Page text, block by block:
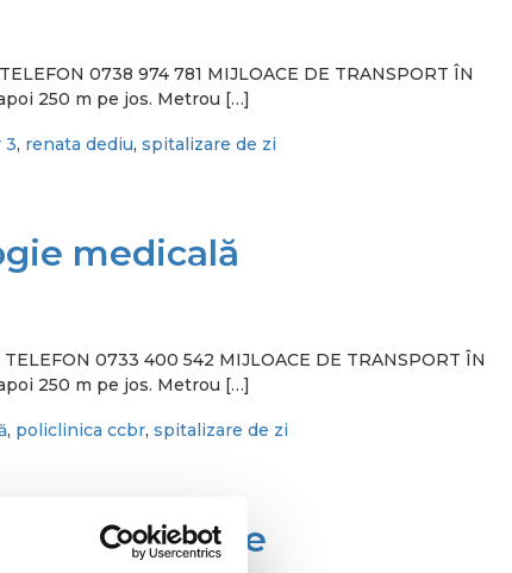
0738 974 781 MIJLOACE DE TRANSPORT ÎN
250 m pe jos. Metrou […]
3, renata dediu, spitalizare de zi
medicală
0733 400 542 MIJLOACE DE TRANSPORT ÎN
250 m pe jos. Metrou […]
, policlinica ccbr, spitalizare de zi
hematologie